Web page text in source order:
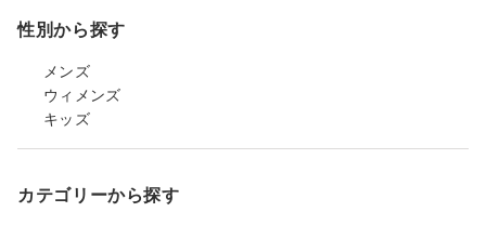
性別から探す
メンズ
ウィメンズ
キッズ
カテゴリーから探す